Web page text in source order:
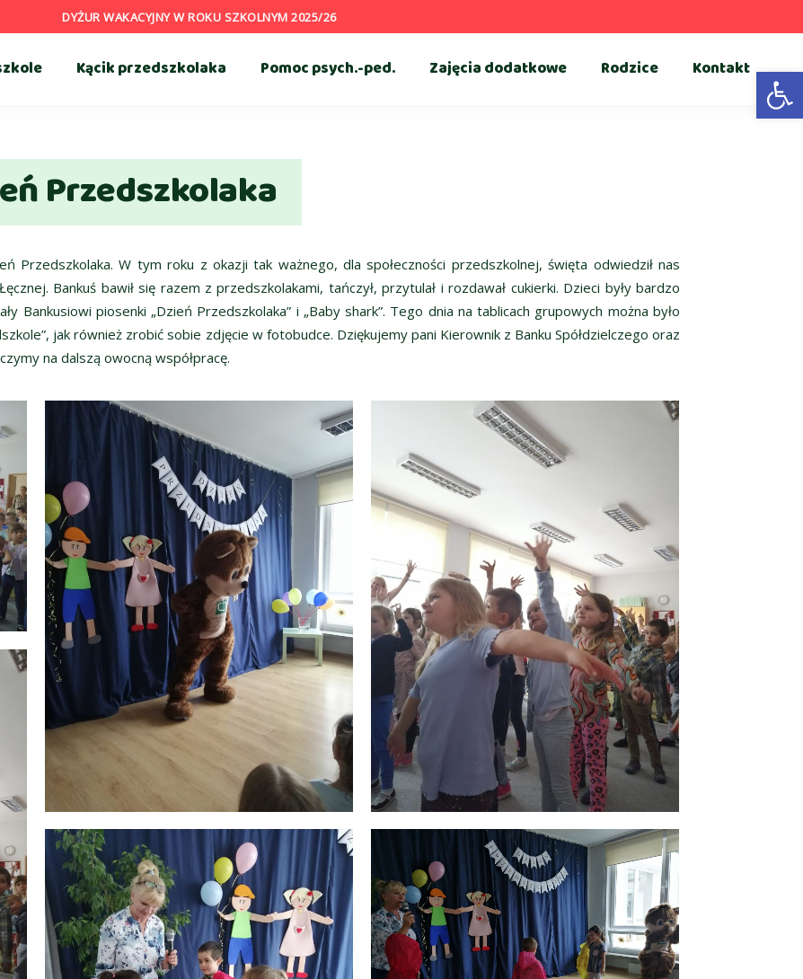
DYŻUR WAKACYJNY W ROKU SZKOLNYM 2025/26
Kącik przedszkolaka Pomoc psych.-ped. Zajęcia dodatkowe Rodzice Kontakt
Przedszkolaka
Przedszkolaka. W tym roku z okazji tak ważnego, dla społeczności przedszkolnej, święta odwiedził nas
Bankuś bawił się razem z przedszkolakami, tańczył, przytulał i rozdawał cukierki. Dzieci były bardzo
Bankusiowi piosenki „Dzień Przedszkolaka” i „Baby shark”. Tego dnia na tablicach grupowych można było
jak również zrobić sobie zdjęcie w fotobudce. Dziękujemy pani Kierownik z Banku Spółdzielczego oraz
na dalszą owocną współpracę.